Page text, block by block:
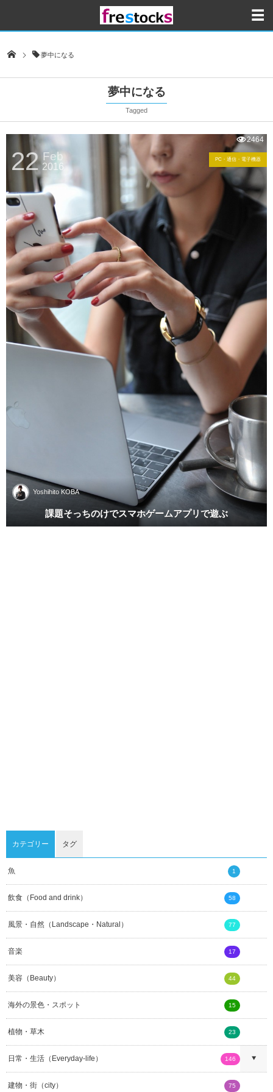
夢中になる
夢中になる
Tagged
Yoshihito KOBA
課題そっちのけでスマホゲームアプリで遊ぶ
22 Feb
2016
PC・通信・電子機器
2464
カテゴリー タグ
魚 1
飲食（Food and drink） 58
風景・自然（Landscape・Natural） 77
音楽 17
美容（Beauty） 44
海外の景色・スポット 15
植物・草木 23
日常・生活（Everyday-life） 146
建物・街（city） 75